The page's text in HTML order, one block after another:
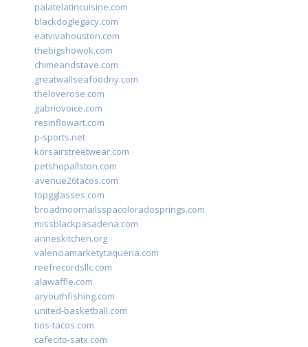
palatelatincuisine.com
blackdoglegacy.com
eatvivahouston.com
thebigshowok.com
chimeandstave.com
greatwallseafoodny.com
theloverose.com
gabriovoice.com
resinflowart.com
p-sports.net
korsairstreetwear.com
petshopallston.com
avenue26tacos.com
topgglasses.com
broadmoornailsspacoloradosprings.com
missblackpasadena.com
anneskitchen.org
valenciamarketytaqueria.com
reefrecordsllc.com
alawaffle.com
aryouthfishing.com
united-basketball.com
tios-tacos.com
cafecito-satx.com